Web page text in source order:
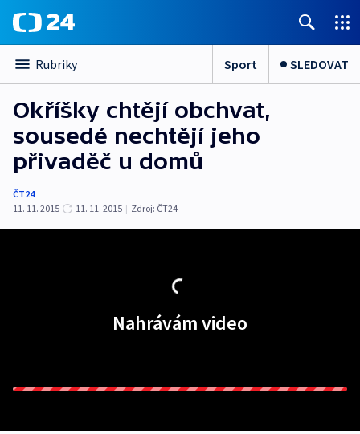
Rubriky Sport SLEDOVAT
Okříšky chtějí obchvat,
sousedé nechtějí jeho
přivaděč u domů
ČT24
11. 11. 2015
11. 11. 2015 | Zdroj: ČT24
Nahrávám video